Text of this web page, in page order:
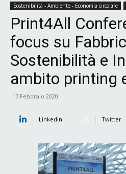
Sostenibilità - Ambiente - Economia circolare
Print4All
focus su
Sostenibilità e
ambito printing
17 Febbraio 2020
Linkedin Twitter